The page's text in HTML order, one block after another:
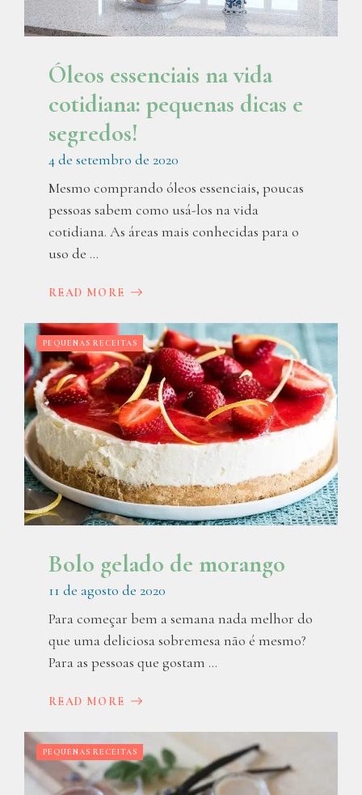
Óleos essenciais na vida
cotidiana: pequenas dicas e
segredos!
4 de setembro de 2020
Mesmo comprando óleos essenciais, poucas
pessoas sabem como usá-los na vida
cotidiana. As áreas mais conhecidas para o
uso de ...
READ MORE
PEQUENAS RECEITAS
Bolo gelado de morango
11 de agosto de 2020
Para começar bem a semana nada melhor do
que uma deliciosa sobremesa não é mesmo?
Para as pessoas que gostam ...
READ MORE
PEQUENAS RECEITAS